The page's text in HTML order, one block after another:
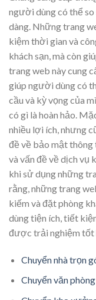
người dùng có thể so
dàng. Những trang
kiệm thời gian và
khách sạn, mà còn
trang web này cung
giúp người dùng có
cầu và kỳ vọng của
có gì là hoàn hảo.
nhiều lợi ích, nhưng
đề về bảo mật thông
và vấn đề về dịch vụ
khi sử dụng những
rằng, những trang
kiếm và đặt phòng
dùng tiện ích, tiết
được trải nghiệm tốt
Chuyển nhà trọn
Chuyển văn